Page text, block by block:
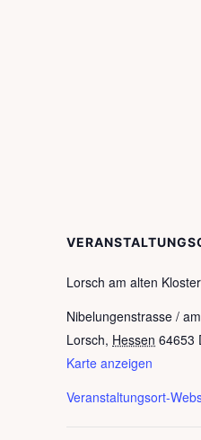
Lorsch am alten Kloster
Nibelungenstrasse /
Lorsch, Hessen 64653
Karte anzeigen
Veranstaltungsort-